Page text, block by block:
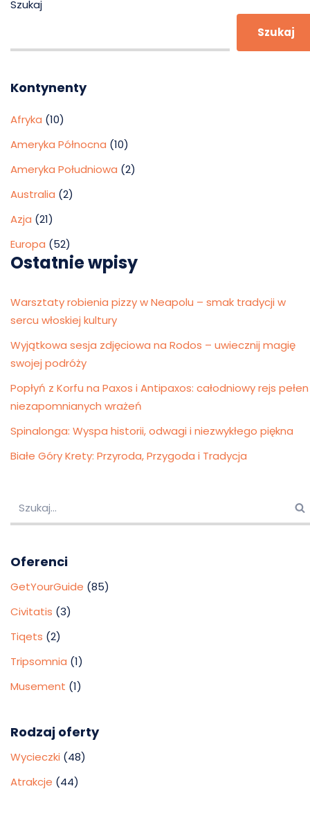
Szukaj
Szukaj
Kontynenty
Afryka (10)
Ameryka Północna (10)
Ameryka Południowa (2)
Australia (2)
Azja (21)
Europa (52)
Ostatnie wpisy
Warsztaty robienia pizzy w Neapolu – smak tradycji w
sercu włoskiej kultury
Wyjątkowa sesja zdjęciowa na Rodos – uwiecznij magię
swojej podróży
Popłyń z Korfu na Paxos i Antipaxos: całodniowy rejs pełen
niezapomnianych wrażeń
Spinalonga: Wyspa historii, odwagi i niezwykłego piękna
Białe Góry Krety: Przyroda, Przygoda i Tradycja
Oferenci
GetYourGuide (85)
Civitatis (3)
Tiqets (2)
Tripsomnia (1)
Musement (1)
Rodzaj oferty
Wycieczki (48)
Atrakcje (44)